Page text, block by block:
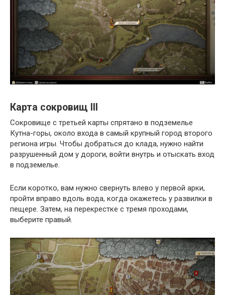
Карта сокровищ III
Сокровище с третьей карты спрятано в подземелье
Кутна-горы, около входа в самый крупный город второго
региона игры. Чтобы добраться до клада, нужно найти
разрушенный дом у дороги, войти внутрь и отыскать вход
в подземелье.
Если коротко, вам нужно свернуть влево у первой арки,
пройти вправо вдоль вода, когда окажетесь у развилки в
пещере. Затем, на перекрестке с тремя проходами,
выберите правый.